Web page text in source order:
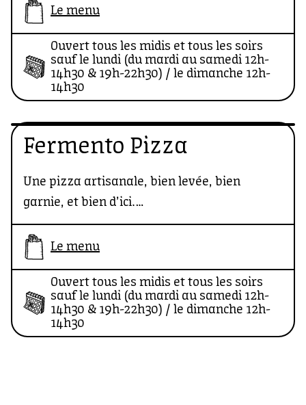
taïwanaises et de produits français
sélectionnés.
Toutes les préparations sont maison, de la
marinade à la panure, des pickles au pain
brioché confectionné par un artisan
la carte gourmande varie au gré des saisons
et des envies.
Le menu
Ouvert tous les midis et tous les soirs
sauf le lundi (du mardi au samedi 12h-
14h30 & 19h-22h30) / le dimanche 12h-
14h30
Fermento Pizza
Une pizza artisanale, bien levée, bien
garnie, et bien d’ici.
Au croisement des traditions culinaires
siciliennes et napolitaines, Fermento c'est
une pizza uniquement confectionnées avec
des produits frais, issus de l'agriculture
biologique et en circuits courts.
Et c'est aussi un four de dernière génération
Le menu
Ouvert tous les midis et tous les soirs
sauf le lundi (du mardi au samedi 12h-
14h30 & 19h-22h30) / le dimanche 12h-
14h30